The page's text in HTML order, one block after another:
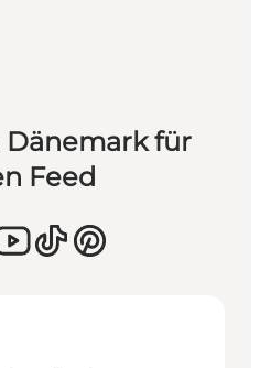
Dänemark für
Feed